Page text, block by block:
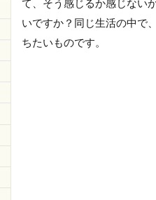
て、そう感じるか感じない
いですか？同じ生活の中で
ちたいものです。